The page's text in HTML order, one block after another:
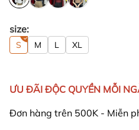
size:
S M L XL
ƯU ĐÃI ĐỘC QUYỀN MỖI
Đơn hàng trên 500K - Miễn